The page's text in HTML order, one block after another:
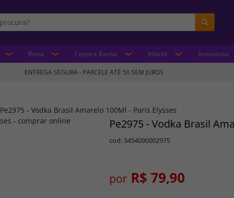
Rosto Corpo e Banho Infantil Acessórios
ENTREGA SEGURA - PARCELE ATÉ 5X SEM JUROS
Pe2975 - Vodka Brasil Amarelo 100Ml - Paris Elysses
Pe2975 - Vodka Brasil
cod: 3454090002975
por R$ 79,90